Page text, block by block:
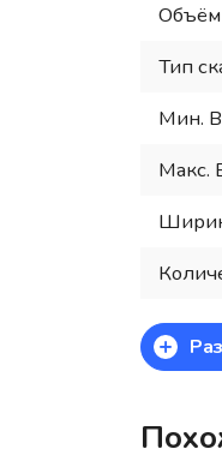
Объём
Тип
Мин.
Макс.
+